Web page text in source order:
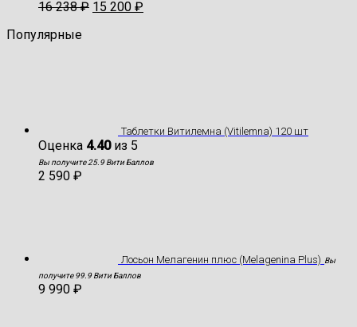
16 238₽ 15 200 ₽
Популярные
Таблетки Витилемна (Vitilemna) 120 шт
Оценка 4.40из 5
Вы получите 25.9 Вити Баллов
2 590 ₽
Лосьон Мелагенин плюс (Melagenina Plus) Вы
получите 99.9 Вити Баллов
9 990 ₽